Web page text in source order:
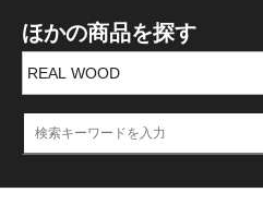
ほかの商品を探す